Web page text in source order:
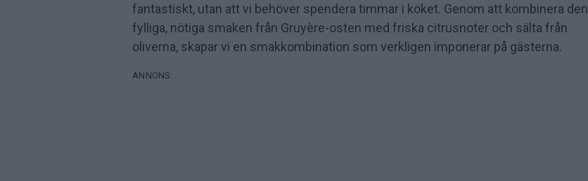
fantastiskt, utan att vi behöver spendera timmar i köket. Genom att kombinera den
fylliga, nötiga smaken från Gruyère-osten med friska citrusnoter och sälta från
oliverna, skapar vi en smakkombination som verkligen imponerar på gästerna.